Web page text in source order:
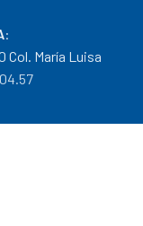
:
Col. María Luisa